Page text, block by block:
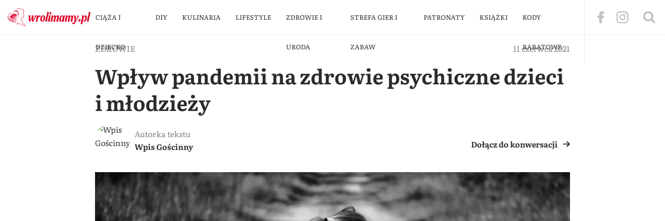
CIĄŻA I
DZIECKO
DIY KULINARIA LIFESTYLE ZDROWIE I
URODA
STREFA GIER I
ZABAW
PATRONATY KSIĄŻKI KODY
RABATOWE
ZDROWIE 11 czerwca 2021
Wpływ pandemii na zdrowie psychiczne dzieci
i młodzieży
Autorka tekstu
Wpis Gościnny
Dołącz do konwersacji